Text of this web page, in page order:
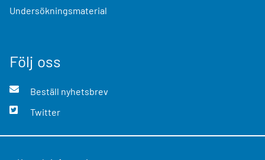
Undersökningsmaterial
Följ oss
Beställ nyhetsbrev
Twitter